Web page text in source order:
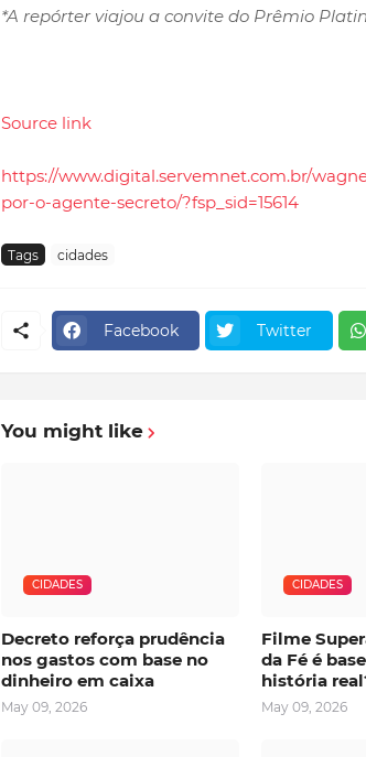
*A repórter viajou a convite do Prêmio
Source link
https://www.digital.servemnet.com.br/
por-o-agente-secreto/?fsp_sid=15614
Tags cidades
Facebook Twitter
You might like
CIDADES
Decreto reforça prudência
nos gastos com base no
dinheiro em caixa
May 09, 2026
CIDADES
Filme
da Fé é
história
May 09, 2026